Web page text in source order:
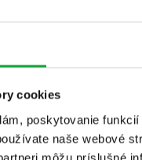
cookies
poskytovanie
naše webové